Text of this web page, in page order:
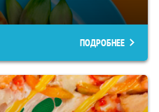
ПОДРОБНЕЕ